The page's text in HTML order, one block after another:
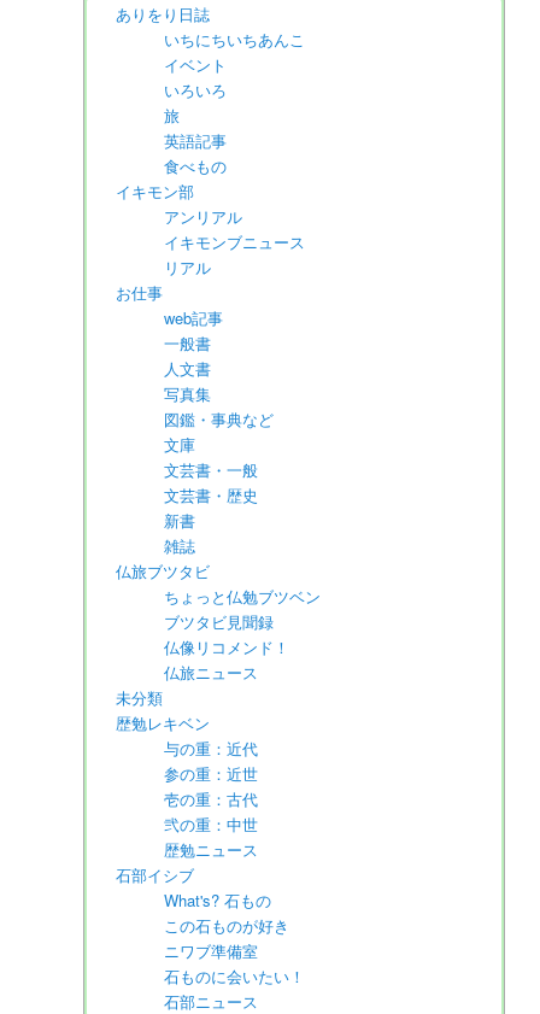
ありをり日誌
いちにちいちあんこ
イベント
いろいろ
旅
英語記事
食べもの
イキモン部
アンリアル
イキモンブニュース
リアル
お仕事
web記事
一般書
人文書
写真集
図鑑・事典など
文庫
文芸書・一般
文芸書・歴史
新書
雑誌
仏旅ブツタビ
ちょっと仏勉ブツベン
ブツタビ見聞録
仏像リコメンド！
仏旅ニュース
未分類
歴勉レキベン
与の重：近代
参の重：近世
壱の重：古代
弐の重：中世
歴勉ニュース
石部イシブ
What's? 石もの
この石ものが好き
ニワブ準備室
石ものに会いたい！
石部ニュース